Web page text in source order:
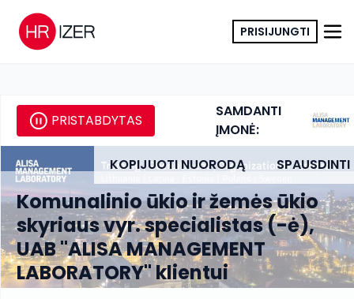
PRISIJUNGTI
PRISTABDYTAS
SAMDANTI
ĮMONĖ:
KOPIJUOTI NUORODĄ
SPAUSDINTI
Komunalinio ūkio ir žemės ūkio
skyriaus vyr. specialistas (-ė),
UAB "ALISA MANAGEMENT
LABORATORY" klientui